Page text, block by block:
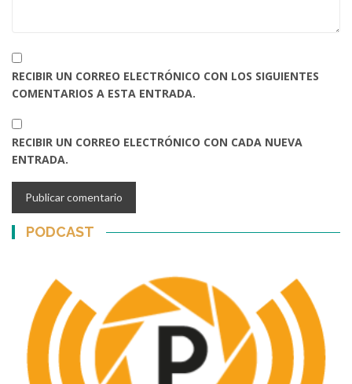
RECIBIR UN CORREO ELECTRÓNICO CON LOS SIGUIENTES
COMENTARIOS A ESTA ENTRADA.
RECIBIR UN CORREO ELECTRÓNICO CON CADA NUEVA
ENTRADA.
PODCAST